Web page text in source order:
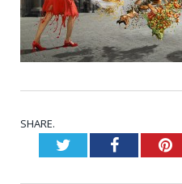
SHARE.
TwitterFacebook